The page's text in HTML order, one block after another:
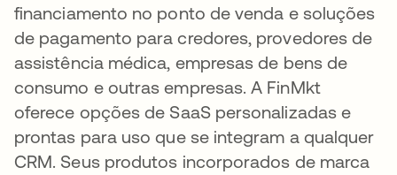
financiamento no ponto de venda e soluções
de pagamento para credores, provedores de
assistência médica, empresas de bens de
consumo e outras empresas. A FinMkt
oferece opções de SaaS personalizadas e
prontas para uso que se integram a qualquer
CRM. Seus produtos incorporados de marca